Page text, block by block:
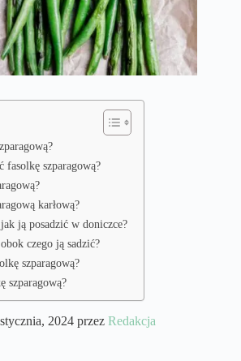
fasolkę szparagową?
karłową?
ją posadzić w doniczce?
czego ją sadzić?
szparagową?
szparagową?
2024 przez Redakcja